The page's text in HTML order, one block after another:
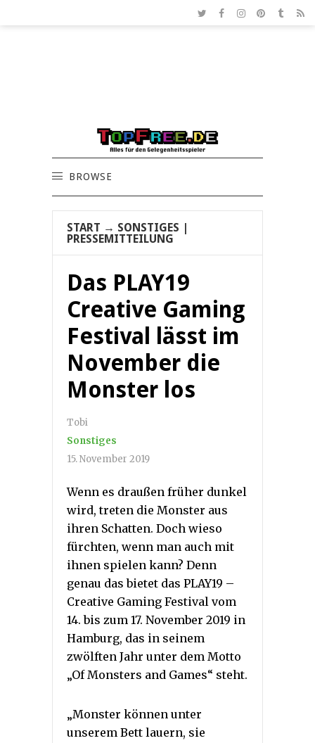
BROWSE
START → SONSTIGES
PRESSEMITTEILUNG
Das PLAY19
Creative Gaming
Festival lässt im
November die
Monster los
Tobi
Sonstiges
15. November 2019
Wenn es draußen früher dunkel
wird, treten die Monster aus
ihren Schatten. Doch wieso
fürchten, wenn man auch mit
ihnen spielen kann? Denn
genau das bietet das PLAY19 –
Creative Gaming Festival vom
14. bis zum 17. November 2019 in
Hamburg, das in seinem
zwölften Jahr unter dem Motto
„Of Monsters and Games“ steht.
„Monster können unter
unserem Bett lauern, sie